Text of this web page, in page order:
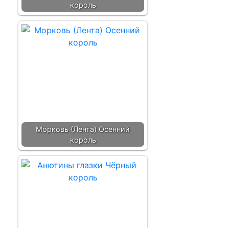
король
Морковь (Лента) Осенний
король